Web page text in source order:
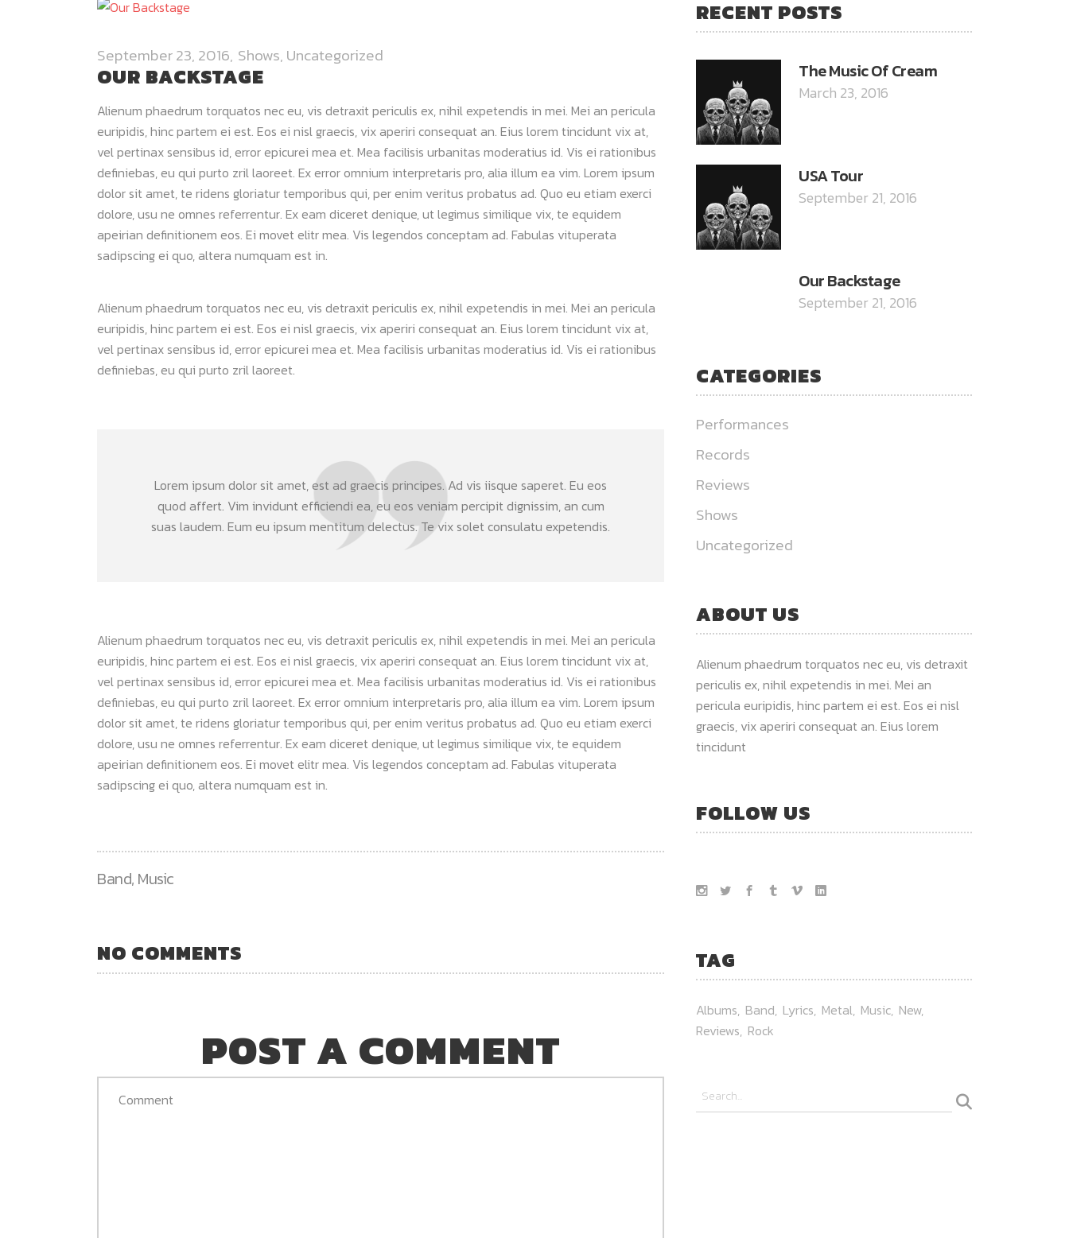
September 23, 2016 Shows, Uncategorized
OUR BACKSTAGE
Alienum phaedrum torquatos nec eu, vis detraxit periculis ex, nihil expetendis in mei. Mei an pericula
euripidis, hinc partem ei est. Eos ei nisl graecis, vix aperiri consequat an. Eius lorem tincidunt vix at,
vel pertinax sensibus id, error epicurei mea et. Mea facilisis urbanitas moderatius id. Vis ei rationibus
definiebas, eu qui purto zril laoreet. Ex error omnium interpretaris pro, alia illum ea vim. Lorem ipsum
dolor sit amet, te ridens gloriatur temporibus qui, per enim veritus probatus ad. Quo eu etiam exerci
dolore, usu ne omnes referrentur. Ex eam diceret denique, ut legimus similique vix, te equidem
apeirian definitionem eos. Ei movet elitr mea. Vis legendos conceptam ad. Fabulas vituperata
sadipscing ei quo, altera numquam est in.
Alienum phaedrum torquatos nec eu, vis detraxit periculis ex, nihil expetendis in mei. Mei an pericula
euripidis, hinc partem ei est. Eos ei nisl graecis, vix aperiri consequat an. Eius lorem tincidunt vix at,
vel pertinax sensibus id, error epicurei mea et. Mea facilisis urbanitas moderatius id. Vis ei rationibus
definiebas, eu qui purto zril laoreet.
Lorem ipsum dolor sit amet, est ad graecis principes. Ad vis iisque saperet. Eu eos
quod affert. Vim invidunt efficiendi ea, eu eos veniam percipit dignissim, an cum
suas laudem. Eum eu ipsum mentitum delectus. Te vix solet consulatu expetendis.
Alienum phaedrum torquatos nec eu, vis detraxit periculis ex, nihil expetendis in mei. Mei an pericula
euripidis, hinc partem ei est. Eos ei nisl graecis, vix aperiri consequat an. Eius lorem tincidunt vix at,
vel pertinax sensibus id, error epicurei mea et. Mea facilisis urbanitas moderatius id. Vis ei rationibus
definiebas, eu qui purto zril laoreet. Ex error omnium interpretaris pro, alia illum ea vim. Lorem ipsum
dolor sit amet, te ridens gloriatur temporibus qui, per enim veritus probatus ad. Quo eu etiam exerci
dolore, usu ne omnes referrentur. Ex eam diceret denique, ut legimus similique vix, te equidem
apeirian definitionem eos. Ei movet elitr mea. Vis legendos conceptam ad. Fabulas vituperata
sadipscing ei quo, altera numquam est in.
Band, Music
NO COMMENTS
POST A COMMENT
RECENT POSTS
The Music Of Cream
March 23, 2016
USA Tour
September 21, 2016
Our Backstage
September 21, 2016
CATEGORIES
Performances
Records
Reviews
Shows
Uncategorized
ABOUT US
Alienum phaedrum torquatos nec eu, vis detraxit
periculis ex, nihil expetendis in mei. Mei an
pericula euripidis, hinc partem ei est. Eos ei nisl
graecis, vix aperiri consequat an. Eius lorem
tincidunt
FOLLOW US
TAG
Albums Band Lyrics Metal Music New
Reviews Rock